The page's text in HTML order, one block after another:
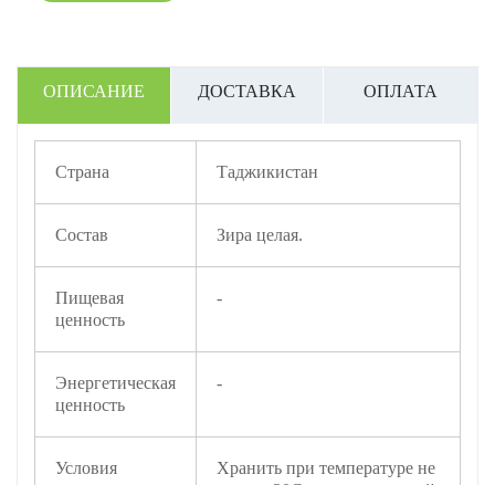
ОПИСАНИЕ ДОСТАВКА ОПЛАТА
Страна Таджикистан
Состав Зира целая.
Пищевая
ценность
-
Энергетическая
ценность
-
Условия
Хранить при температуре не